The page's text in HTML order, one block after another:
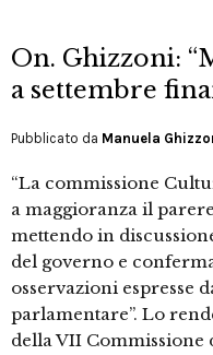
On. Ghizzoni:
a settembre
Pubblicato da Manuela
“La commissione
a maggioranza il
mettendo in
del governo e
osservazioni espresse
parlamentare”. Lo
della VII